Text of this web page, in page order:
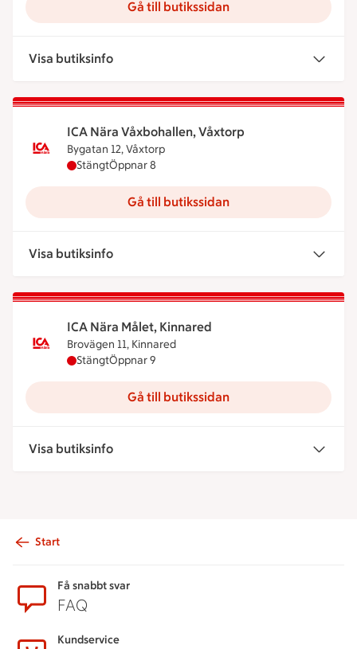
Gå till butikssidan
Visa butiksinfo
ICA Nära Våxbohallen, Våxtorp
Bygatan 12, Våxtorp
ICA Nära Våxbohallen, Våxtorp har stängt,
StängtÖppnar 8
Gå till butikssidan
Visa butiksinfo
ICA Nära Målet, Kinnared
Brovägen 11, Kinnared
ICA Nära Målet, Kinnared har stängt, öppnar
StängtÖppnar 9
Gå till butikssidan
Visa butiksinfo
Start
Få snabbt svar
FAQ
Kundservice